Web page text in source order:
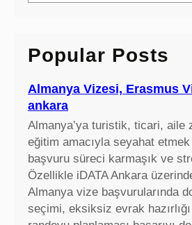
a
h
Popular Posts
Almanya Vizesi, Erasmus
ankara
Almanya’ya turistik, ticari, aile
eğitim amacıyla seyahat
başvuru süreci karmaşık ve
Özellikle iDATA Ankara
Almanya vize başvurularında
seçimi, eksiksiz evrak